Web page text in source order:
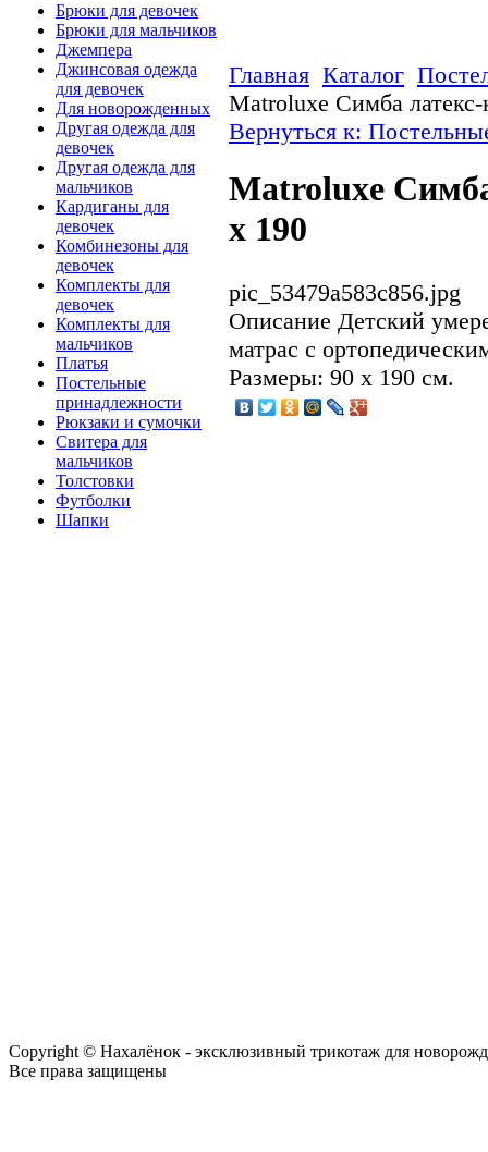
Брюки для девочек
Брюки для мальчиков
Джемпера
Джинсовая одежда
для девочек
Для новорожденных
Другая одежда для
девочек
Другая одежда для
мальчиков
Кардиганы для
девочек
Комбинезоны для
девочек
Комплекты для
девочек
Комплекты для
мальчиков
Платья
Постельные
принадлежности
Рюкзаки и сумочки
Свитера для
мальчиков
Толстовки
Футболки
Шапки
Главная Каталог
Matroluxe Симба латекс-
Вернуться к:
Matroluxe
х 190
pic_53479a583c856.jpg
Описание Детский
матрас с
Размеры: 90 х 190 см.
Copyright © Нахалёнок - эксклюзивный трикотаж для
Все права защищены